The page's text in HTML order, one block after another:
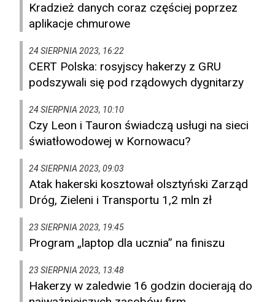
Kradzież danych coraz częściej poprzez
aplikacje chmurowe
24 SIERPNIA 2023, 16:22
CERT Polska: rosyjscy hakerzy z GRU
podszywali się pod rządowych dygnitarzy
24 SIERPNIA 2023, 10:10
Czy Leon i Tauron świadczą usługi na sieci
światłowodowej w Kornowacu?
24 SIERPNIA 2023, 09:03
Atak hakerski kosztował olsztyński Zarząd
Dróg, Zieleni i Transportu 1,2 mln zł
23 SIERPNIA 2023, 19:45
Program „laptop dla ucznia” na finiszu
23 SIERPNIA 2023, 13:48
Hakerzy w zaledwie 16 godzin docierają do